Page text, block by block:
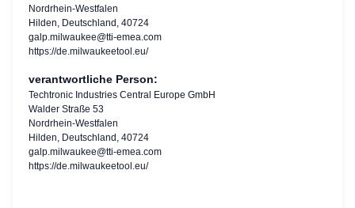
Nordrhein-Westfalen
Hilden, Deutschland, 40724
galp.milwaukee@tti-emea.com
https://de.milwaukeetool.eu/
verantwortliche Person:
Techtronic Industries Central Europe GmbH
Walder Straße 53
Nordrhein-Westfalen
Hilden, Deutschland, 40724
galp.milwaukee@tti-emea.com
https://de.milwaukeetool.eu/